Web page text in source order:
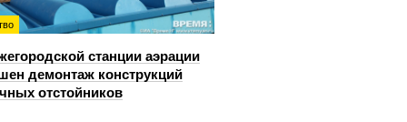
станции аэрации
демонтаж конструкций
отстойников